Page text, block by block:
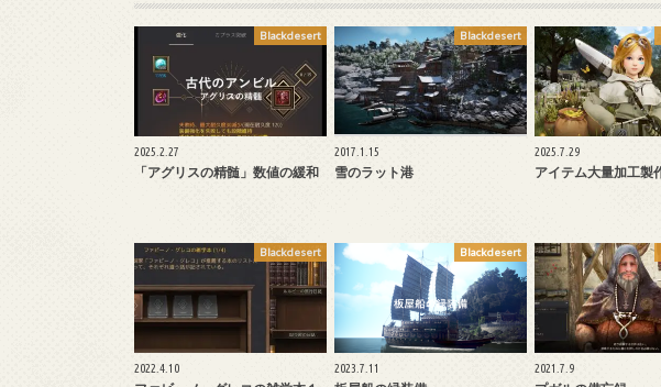
Blackdesert
2025.2.27
「アグリスの精髄」数値の緩和
Blackdesert
2017.1.15
雪のラット港
2025.7.29
アイテム大量加工製
Blackdesert
2022.4.10
Blackdesert
2023.7.11 2021.7.9